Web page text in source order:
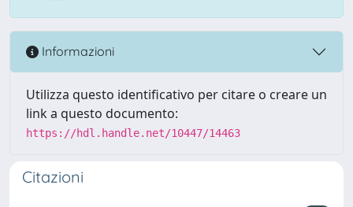
Informazioni
Utilizza questo identificativo per citare o creare un
link a questo documento:
https://hdl.handle.net/10447/14463
Citazioni